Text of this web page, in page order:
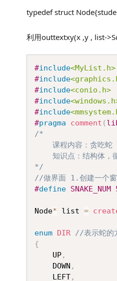
typedef struct
利用outtextxy(x ,y , list-
#include<MyList.h>
#include
#include<conio.h>
#include
#include
#pragma comment (
/*
*/
//做界面 1.创建一个窗
#define SNAKE_NUM
Node* list =
enum DIR //表示蛇的
{
	UP
,
	DOWN
,
	LEFT
,